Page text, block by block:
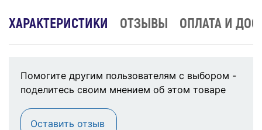
ХАРАКТЕРИСТИКИ ОТЗЫВЫ ОПЛАТА И
Помогите другим пользователям с выбором -
поделитесь своим мнением об этом товаре
Оставить отзыв